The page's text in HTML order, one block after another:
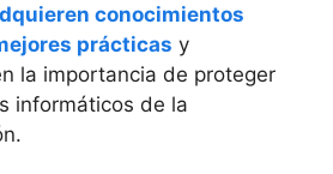
conocimientos
prácticas y
la importancia de proteger
informáticos de la